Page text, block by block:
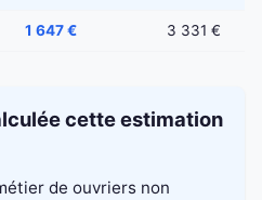
1 647 € 3 331 €
cette estimation
de ouvriers non